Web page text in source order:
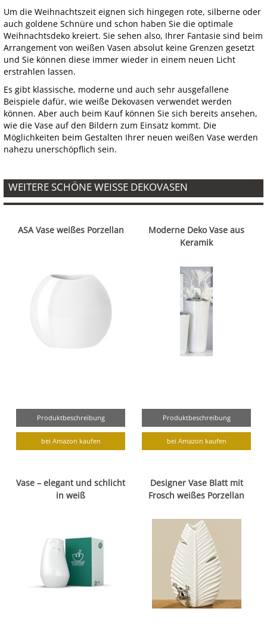
Um die Weihnachtszeit eignen sich hingegen rote, silberne oder
auch goldene Schnüre und schon haben Sie die optimale
Weihnachtsdeko kreiert. Sie sehen also, Ihrer Fantasie sind beim
Arrangement von weißen Vasen absolut keine Grenzen gesetzt
und Sie können diese immer wieder in einem neuen Licht
erstrahlen lassen.
Es gibt klassische, moderne und auch sehr ausgefallene
Beispiele dafür, wie weiße Dekovasen verwendet werden
können. Aber auch beim Kauf können Sie sich bereits ansehen,
wie die Vase auf den Bildern zum Einsatz kommt. Die
Möglichkeiten beim Gestalten Ihrer neuen weißen Vase werden
nahezu unerschöpflich sein.
WEITERE SCHÖNE WEISSE DEKOVASEN
ASA Vase weißes Porzellan
Produktbeschreibung
bei Amazon kaufen
Moderne Deko Vase aus
Keramik
Produktbeschreibung
bei Amazon kaufen
Vase – elegant und schlicht
in weiß
Designer Vase Blatt mit
Frosch weißes Porzellan